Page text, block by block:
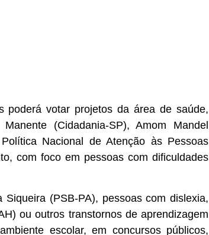
poderá votar projetos da área de saúde,
(Cidadania-SP), Amom Mandel
Nacional de Atenção às Pessoas
com foco em pessoas com dificuldades
(PSB-PA), pessoas com dislexia,
ou outros transtornos de aprendizagem
escolar, em concursos públicos,